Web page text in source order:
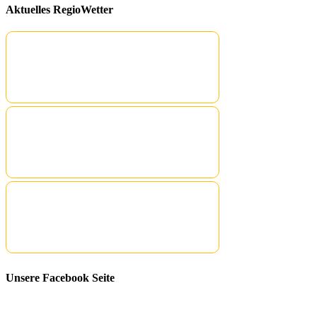
Aktuelles RegioWetter
Unsere Facebook Seite